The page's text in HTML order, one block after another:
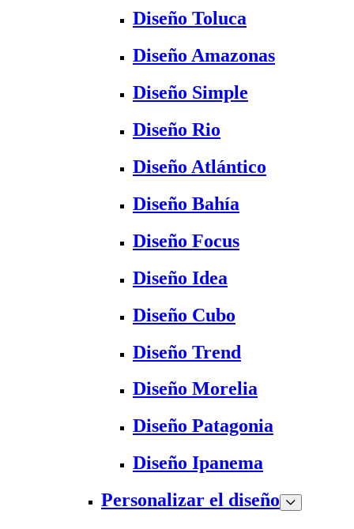
Diseño Toluca
Diseño Amazonas
Diseño Simple
Diseño Rio
Diseño Atlántico
Diseño Bahía
Diseño Focus
Diseño Idea
Diseño Cubo
Diseño Trend
Diseño Morelia
Diseño Patagonia
Diseño Ipanema
Personalizar el diseño